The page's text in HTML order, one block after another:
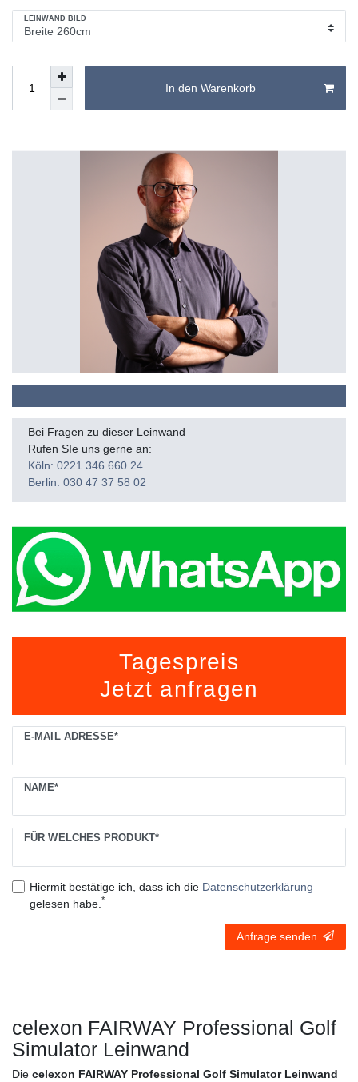
LEINWAND BILD
In den Warenkorb
Bei Fragen zu dieser Leinwand
Rufen SIe uns gerne an:
Köln: 0221 346 660 24
Berlin: 030 47 37 58 02
Tagespreis
Jetzt anfragen
E-MAIL ADRESSE*
NAME*
FÜR WELCHES PRODUKT*
Hiermit bestätige ich, dass ich die Daten­schutz­erklärung
gelesen habe. *
Ceres::Template.mailFormHoneypotLabel
Anfrage senden
celexon FAIRWAY Professional Golf
Simulator Leinwand
Die celexon FAIRWAY Professional Golf Simulator Leinwand